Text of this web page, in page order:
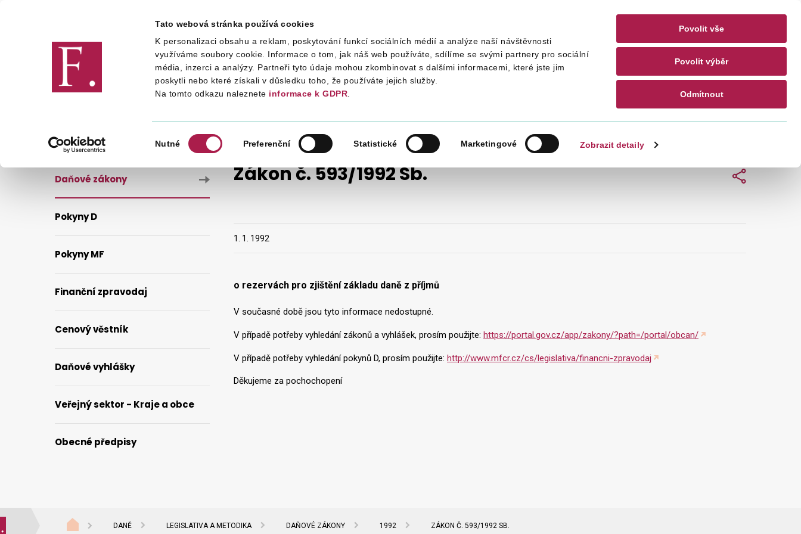
Tato webová stránka používá cookies
K personalizaci obsahu a reklam, poskytování funkcí sociálních médií a analýze naší návštěvnosti
využíváme soubory cookie. Informace o tom, jak náš web používáte, sdílíme se svými partnery pro sociální
média, inzerci a analýzy. Partneři tyto údaje mohou zkombinovat s dalšími informacemi, které jste jim
poskytli nebo které získali v důsledku toho, že používáte jejich služby.
Na tomto odkazu naleznete informace k GDPR.
souhlasu
Nutné Preferenční Statistické Marketingové Zobrazit detaily
Povolit vše
Povolit výběr
Odmítnout
Finanční správa Daně Mezinárodní spolupráce Kontakty CZ EN
Zákon č. 593/1992 Sb. Sdílet
1. 1. 1992
o rezervách pro zjištění základu daně z příjmů
V současné době jsou tyto informace nedostupné.
V případě potřeby vyhledání zákonů a vyhlášek, prosím použijte: https://portal.gov.cz/app/zakony/?path=/portal/obcan/
V případě potřeby vyhledání pokynů D, prosím použijte: http://www.mfcr.cz/cs/legislativa/financni-zpravodaj
Děkujeme za pochochopení
Daňové zákony
Pokyny D
Pokyny MF
Finanční zpravodaj
Cenový věstník
Daňové vyhlášky
Veřejný sektor - Kraje a obce
Obecné předpisy
DANĚ LEGISLATIVA A METODIKA DAŇOVÉ ZÁKONY 1992 ZÁKON Č. 593/1992 SB.